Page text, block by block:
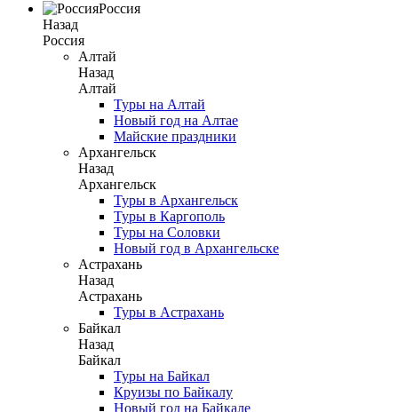
Россия
Назад
Россия
Алтай
Назад
Алтай
Туры на Алтай
Новый год на Алтае
Майские праздники
Архангельск
Назад
Архангельск
Туры в Архангельск
Туры в Каргополь
Туры на Соловки
Новый год в Архангельске
Астрахань
Назад
Астрахань
Туры в Астрахань
Байкал
Назад
Байкал
Туры на Байкал
Круизы по Байкалу
Новый год на Байкале